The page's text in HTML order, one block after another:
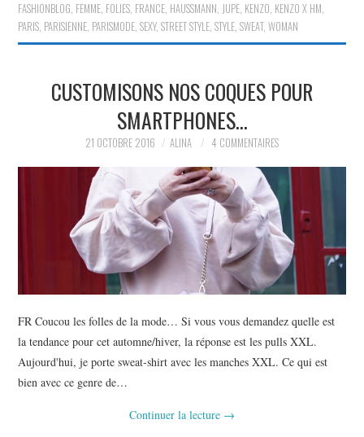
FASHIONBLOG, FEMME, FOLIES, FRANCE, HAUSSMANN, JUPE, KENZO, KENZO X HM,
PARIS, PARISIENNE, PARISMODE,SEXY,STREET STYLE,STYLE,SWEAT,WOMAN
CUSTOMISONS NOS COQUES POUR
SMARTPHONES…
21 OCTOBRE 2016 ALINA 4 COMMENTAIRES
FR Coucou les folles de la mode… Si vous vous demandez quelle est
la tendance pour cet automne/hiver, la réponse est les pulls XXL.
Aujourd'hui, je porte sweat-shirt avec les manches XXL. Ce qui est
bien avec ce genre de…
Continuer la lecture →